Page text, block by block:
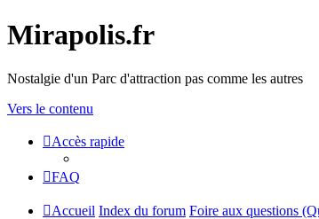
Mirapolis.fr
Nostalgie d'un Parc d'attraction pas comme les autres
Vers le contenu
Accès rapide
FAQ
Accueil Index du forum Foire aux questions